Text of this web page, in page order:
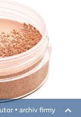
▪ archiv firmy